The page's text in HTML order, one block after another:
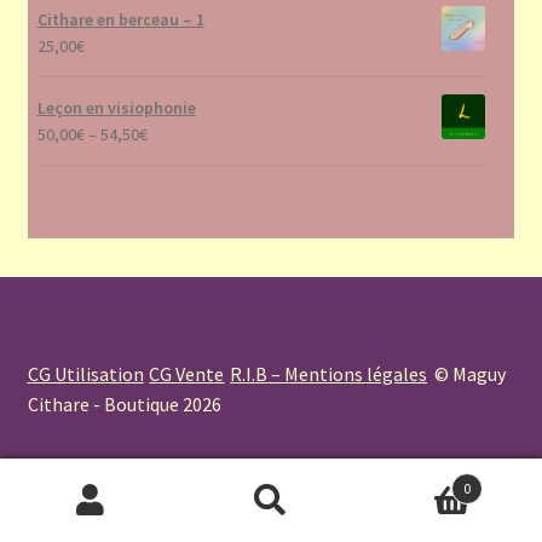
Cithare en berceau – 1
25,00€
Leçon en visiophonie
50,00€– 54,50€
CG Utilisation CG Vente R.I.B – Mentions légales © Maguy
Cithare - Boutique 2026
Recherche
Recherche
0